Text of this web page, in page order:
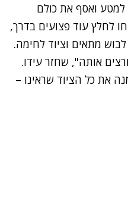
למטע ואסף את כולם
לחלץ עוד פצועים בדרך,
מתאים וציוד לחימה.
אותה", שחזר עידו.
את כל הציוד שראינו –